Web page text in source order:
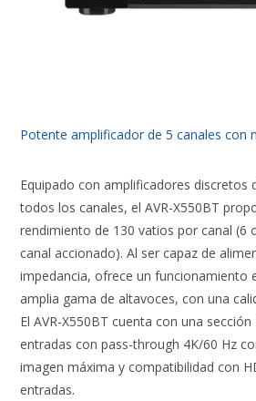
Potente amplificador de 5 canales con
Equipado con amplificadores discretos
todos los canales, el AVR-X550BT
rendimiento de 130 vatios por canal (6
canal accionado). Al ser capaz de
impedancia, ofrece un funcionamiento
amplia gama de altavoces, con una
El AVR-X550BT cuenta con una
entradas con pass-through 4K/60 Hz
imagen máxima y compatibilidad con
entradas.